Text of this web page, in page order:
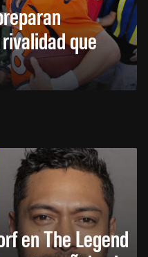
que
en The Legend